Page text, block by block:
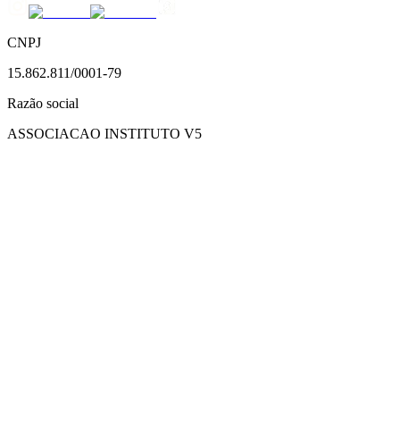
CNPJ
15.862.811/0001-79
Razão social
ASSOCIACAO INSTITUTO V5